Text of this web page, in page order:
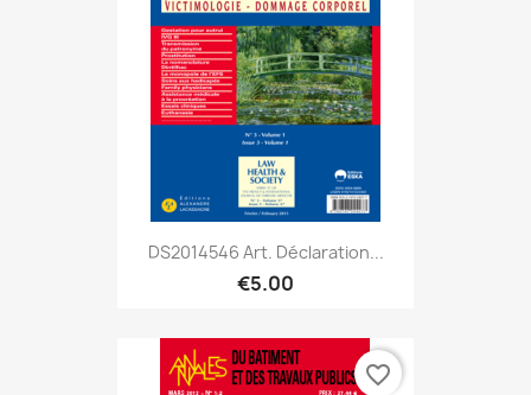
DS2014546 Art. Déclaration...
€5.00
favorite_border